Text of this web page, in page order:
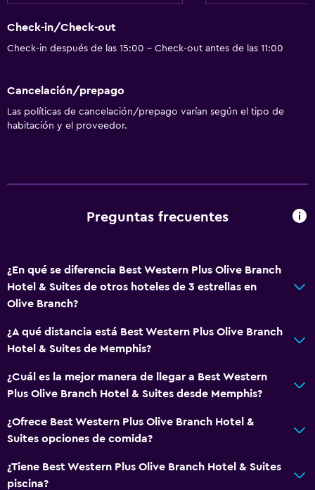
Cafetera
Microondas
Accesibilidad y adecuación
Ascensor
Máquina expendedora (bebidas)
Máquina expendedora (botanas)
General
Habitaciones familiares
Teléfono
Posibilidad de habitaciones conectadas
Estacionamiento y transporte
Estacionamiento gratuito
Estacionamiento privado
Check-in/Check-out
Check-in después de las 15:00 - Check-out antes de las 11:00
Cancelación/prepago
Las políticas de cancelación/prepago varían según el tipo de
habitación y el proveedor.
Preguntas frecuentes
¿En qué se diferencia Best Western Plus Olive Branch
Hotel & Suites de otros hoteles de 3 estrellas en
Olive Branch?
¿A qué distancia está Best Western Plus Olive Branch
Hotel & Suites de Memphis?
¿Cuál es la mejor manera de llegar a Best Western
Plus Olive Branch Hotel & Suites desde Memphis?
¿Ofrece Best Western Plus Olive Branch Hotel &
Suites opciones de comida?
¿Tiene Best Western Plus Olive Branch Hotel & Suites
piscina?